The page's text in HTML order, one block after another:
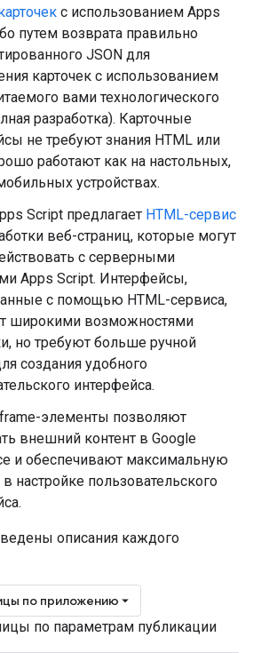
с использованием Apps
путем возврата правильно
JSON для
карточек с использованием
вами технологического
разработка). Карточные
не требуют знания HTML или
работают как на настольных,
устройствах.
Script предлагает HTML-сервис
веб-страниц, которые могут
с серверными
Apps Script. Интерфейсы,
с помощью HTML-сервиса,
широкими возможностями
но требуют больше ручной
создания удобного
интерфейса.
элементы позволяют
внешний контент в Google
и обеспечивают максимальную
в настройке пользовательского
описания каждого
по приложению
по параметрам публикации